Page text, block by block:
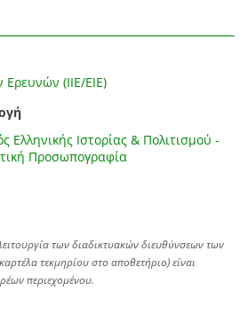
Ερευνών (ΙΙΕ/ΕΙΕ)
Ιστορίας & Πολιτισμού -
Προσωπογραφία
των διαδικτυακών διευθύνσεων των
τεκμηρίου στο αποθετήριο) είναι
περιεχομένου.